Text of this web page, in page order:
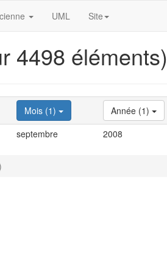
UML Site
4498 éléments)
Mois (1) Année (1)
septembre 2008